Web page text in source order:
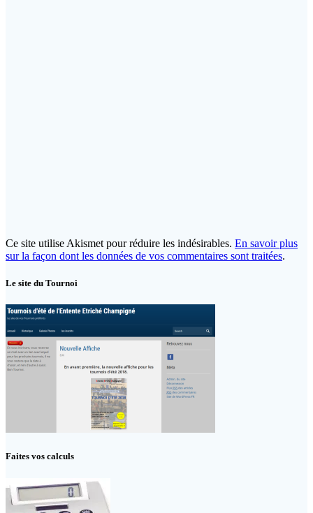
Ce site utilise Akismet pour réduire les indésirables. En savoir plus
sur la façon dont les données de vos commentaires sont traitées.
Le site du Tournoi
Faites vos calculs